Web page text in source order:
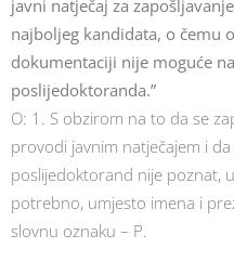
javni natječaj za
najboljeg kandidata, o čemu
dokumentaciji nije moguće
poslijedoktoranda.”
O: 1. S obzirom na to da se
provodi javnim natječajem i
poslijedoktorand nije poznat,
potrebno, umjesto imena i
slovnu oznaku – P.